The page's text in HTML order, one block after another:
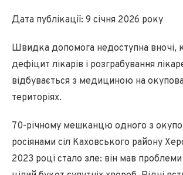
Дата публікації: 9 січня 2026 року
Швидка допомога недоступна вночі,
дефіцит лікарів і розграбування
відбувається з медициною на
територіях.
70-річному мешканцю одного з
росіянами сіл Каховського району
2023 році стало зле: він мав